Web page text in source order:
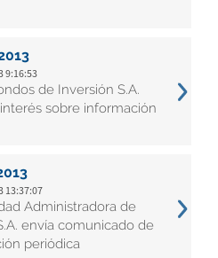
9:16:53
de Inversión S.A.
sobre información
13:37:07
Administradora de
envía comunicado de
periódica